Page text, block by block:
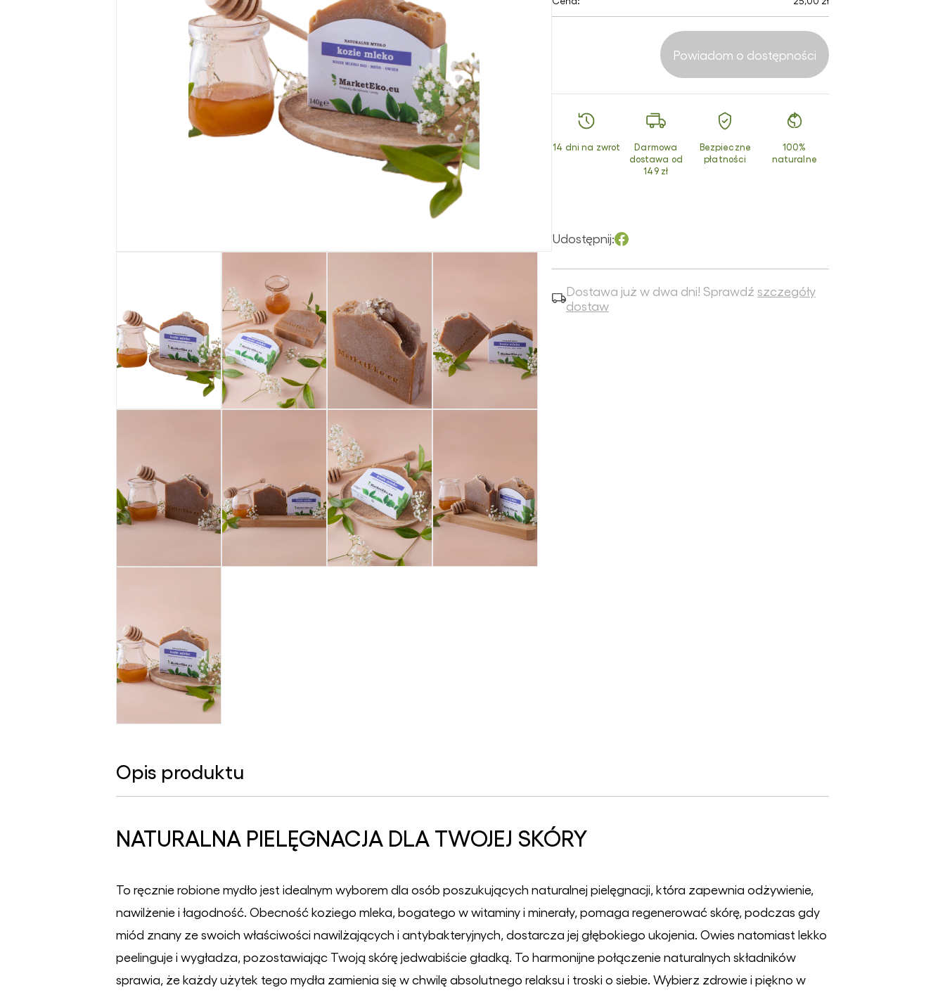
Seria SŁOŃCE
SYCYLII
Żele pod
prysznic
MarketEko.eu
Zestawy
kosmetyków
MarketEko.eu
Peelingi
Perfumy
Pielęgnacja rąk
Pielęgnacja stóp
Płyny do higieny
intymnej
Produkty dla
Szampony
Zestawy
Olejki do twarzy
Peelingi do
twarzy
Ratunek dla cery
Serum do twarzy
Toniki
naturalnym
śluzem ślimaka
Produkty z
muchomora
czerwonego
Powiadom o dostępności
14 dni na zwrot
Darmowa
dostawa od
149 zł
Bezpieczne
płatności
100%
naturalne
Udostępnij:
Dostawa już w dwa dni! Sprawdź szczegóły
dostaw
Opis produktu
NATURALNA PIELĘGNACJA DLA TWOJEJ SKÓRY
To ręcznie robione mydło jest idealnym wyborem dla osób poszukujących naturalnej pielęgnacji, która zapewnia odżywienie,
nawilżenie i łagodność. Obecność koziego mleka, bogatego w witaminy i minerały, pomaga regenerować skórę, podczas gdy
miód znany ze swoich właściwości nawilżających i antybakteryjnych, dostarcza jej głębokiego ukojenia. Owies natomiast lekko
peelinguje i wygładza, pozostawiając Twoją skórę jedwabiście gładką. To harmonijne połączenie naturalnych składników
sprawia, że każdy użytek tego mydła zamienia się w chwilę absolutnego relaksu i troski o siebie. Wybierz zdrowie i piękno w